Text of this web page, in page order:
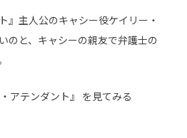
』主人公のキャシー役ケイリー・
のと、キャシーの親友で弁護士の
アテンダント』 を見てみる